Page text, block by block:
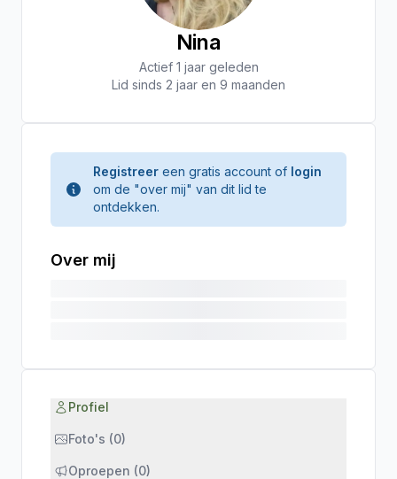
Nina
Actief 1 jaar geleden
Lid sinds 2 jaar en 9 maanden
Registreer een gratis account of login
om de "over mij" van dit lid te
ontdekken.
Over mij
Profiel
Foto's (0)
Oproepen (0)